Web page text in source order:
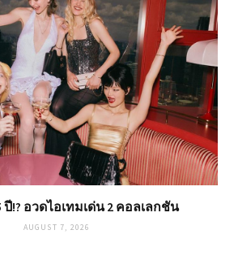
ปี!? อวดไอเทมเด่น 2 คอลเลกชัน
AUGUST 7, 2026